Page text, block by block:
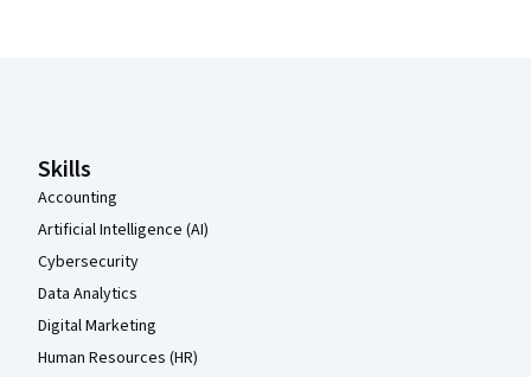
Skills
Accounting
Artificial Intelligence (AI)
Cybersecurity
Data Analytics
Digital Marketing
Human Resources (HR)